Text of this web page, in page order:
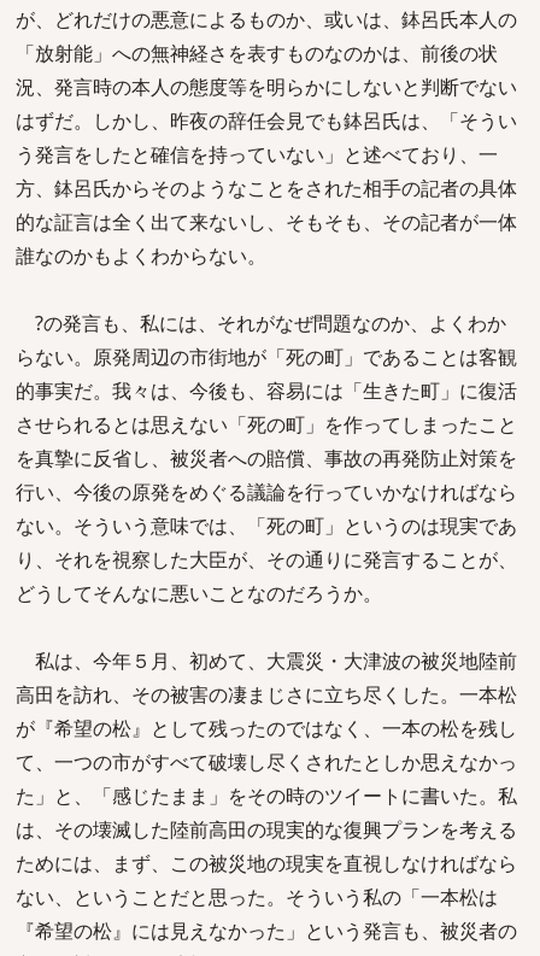
が、どれだけの悪意によるものか、或いは、鉢呂氏本人の
「放射能」への無神経さを表すものなのかは、前後の状
況、発言時の本人の態度等を明らかにしないと判断でない
はずだ。しかし、昨夜の辞任会見でも鉢呂氏は、「そうい
う発言をしたと確信を持っていない」と述べており、一
方、鉢呂氏からそのようなことをされた相手の記者の具体
的な証言は全く出て来ないし、そもそも、その記者が一体
誰なのかもよくわからない。
?の発言も、私には、それがなぜ問題なのか、よくわか
らない。原発周辺の市街地が「死の町」であることは客観
的事実だ。我々は、今後も、容易には「生きた町」に復活
させられるとは思えない「死の町」を作ってしまったこと
を真摯に反省し、被災者への賠償、事故の再発防止対策を
行い、今後の原発をめぐる議論を行っていかなければなら
ない。そういう意味では、「死の町」というのは現実であ
り、それを視察した大臣が、その通りに発言することが、
どうしてそんなに悪いことなのだろうか。
私は、今年５月、初めて、大震災・大津波の被災地陸前
高田を訪れ、その被害の凄まじさに立ち尽くした。一本松
が『希望の松』として残ったのではなく、一本の松を残し
て、一つの市がすべて破壊し尽くされたとしか思えなかっ
た」と、「感じたまま」をその時のツイートに書いた。私
は、その壊滅した陸前高田の現実的な復興プランを考える
ためには、まず、この被災地の現実を直視しなければなら
ない、ということだと思った。そういう私の「一本松は
『希望の松』には見えなかった」という発言も、被災者の